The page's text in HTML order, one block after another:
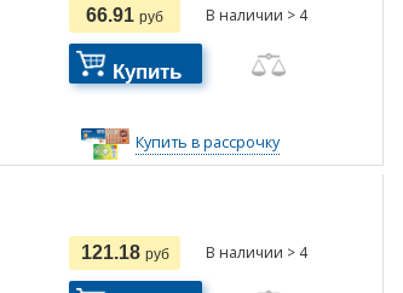
66.91 руб В наличии > 4
Купить
Купить в рассрочку
121.18 руб В наличии > 4